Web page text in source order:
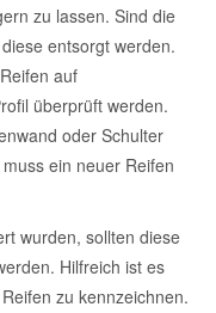
zu lassen. Sind die
entsorgt werden.
auf
überprüft werden.
oder Schulter
ein neuer Reifen
wurden, sollten diese
Hilfreich ist es
zu kennzeichnen.